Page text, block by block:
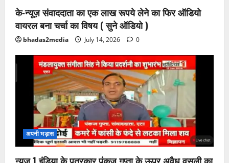
के-न्यूज़ संवाददाता का एक लाख रूपये लेने का फिर ऑडियो
वायरल बना चर्चा का विषय ( सुने ऑडियो )
bhadas2media July 14, 2026 0
अपनी भड़ास